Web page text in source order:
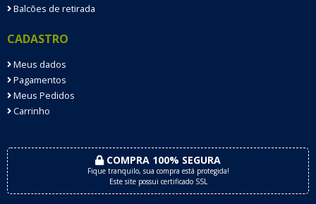
Balcões de retirada
CADASTRO
Meus dados
Pagamentos
Meus Pedidos
Carrinho
COMPRA 100% SEGURA
Fique tranquilo, sua compra está protegida!
Este site possui certificado SSL